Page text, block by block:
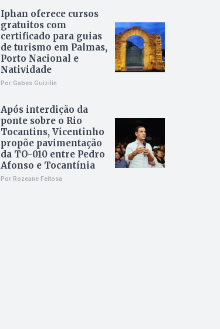
Iphan oferece cursos
gratuitos com
certificado para guias
de turismo em Palmas,
Porto Nacional e
Natividade
Por Gabes Guizilin
Após interdição da
ponte sobre o Rio
Tocantins, Vicentinho
propõe pavimentação
da TO-010 entre Pedro
Afonso e Tocantínia
Por Rozeane Feitosa